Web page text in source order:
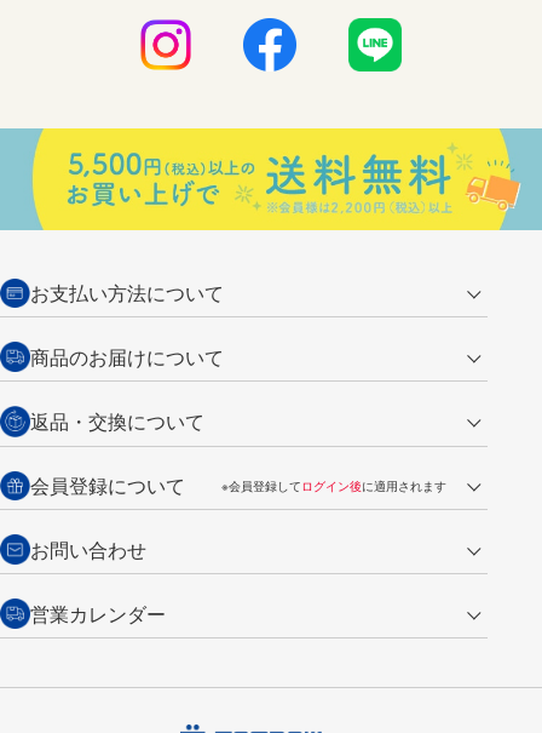
お支払い方法について
クレジットカード
代金引換
銀行振込【前払い】
商品のお届けについて
営業日午前11時までの決済完了の
ご注文は翌営業日の発送
送料：全国一律 660円（税込）
詳しくはご利用ガイドをご覧ください。
返品・交換について
返品の場合
商品到着後7日以内・未使用品に限り返品を承ります。問い合わせフォーム
からご連絡ください。詳しくは
い。
商品到着後7日以内に限り交換を承ります。
からご連絡
会員登録について ※会員登録してログイン後に適用されます
・新規ご入会で
・税込み2,200円以上のお買い上げで
・次回のお買い物に使えるポイントがお買い上げごとに
100円につき1ポイ
ント 付与されます。
お問い合わせ
トンボ製品・サービスに関する
お問い合わせ
営業カレンダー